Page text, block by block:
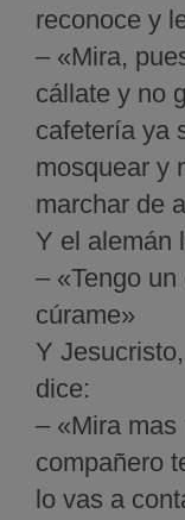
reconoce y
– «Mira,
cállate y no
cafetería ya
mosquear y
marchar de
Y el alemán
– «Tengo
cúrame»
Y
dice:
– «Mira mas
compañero
lo vas a